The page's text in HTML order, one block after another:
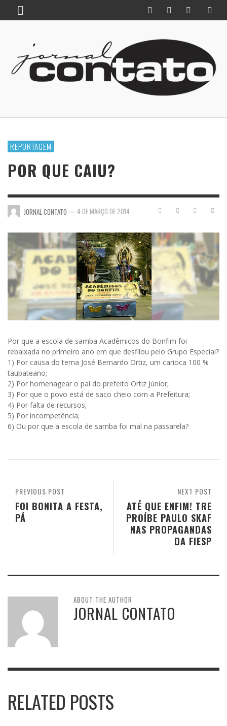
REPORTAGEM
POR QUE CAIU?
JORNAL CONTATO — 4 DE MARÇO DE 2014
Por que a escola de samba Acadêmicos do Bonfim foi
rebaixada no primeiro ano em que desfilou pelo Grupo Especial?
1) Por causa do tema José Bernardo Ortiz, um carioca 100 %
taubateano;
2) Por homenagear o pai do prefeito Ortiz Júnior;
3) Por que o povo está de saco cheio com a Prefeitura;
4) Por falta de recursos;
5) Por incompetência;
6) Ou por que a escola de samba foi mal na passarela?
NEXT POST
ATÉ QUE ENFIM! TRE
PROÍBE PAULO SKAF
NAS PROPAGANDAS
DA FIESP
PREVIOUS POST
FOI BONITA A FESTA,
PÁ
ABOUT THE AUTHOR
JORNAL CONTATO
RELATED POSTS